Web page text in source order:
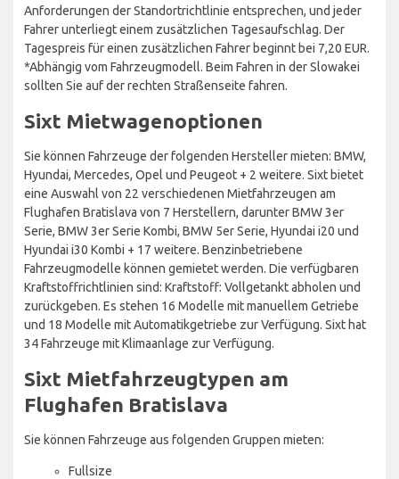
Anforderungen der Standortrichtlinie entsprechen, und jeder
Fahrer unterliegt einem zusätzlichen Tagesaufschlag. Der
Tagespreis für einen zusätzlichen Fahrer beginnt bei 7,20 EUR.
*Abhängig vom Fahrzeugmodell. Beim Fahren in der Slowakei
sollten Sie auf der rechten Straßenseite fahren.
Sixt Mietwagenoptionen
Sie können Fahrzeuge der folgenden Hersteller mieten: BMW,
Hyundai, Mercedes, Opel und Peugeot + 2 weitere. Sixt bietet
eine Auswahl von 22 verschiedenen Mietfahrzeugen am
Flughafen Bratislava von 7 Herstellern, darunter BMW 3er
Serie, BMW 3er Serie Kombi, BMW 5er Serie, Hyundai i20 und
Hyundai i30 Kombi + 17 weitere. Benzinbetriebene
Fahrzeugmodelle können gemietet werden. Die verfügbaren
Kraftstoffrichtlinien sind: Kraftstoff: Vollgetankt abholen und
zurückgeben. Es stehen 16 Modelle mit manuellem Getriebe
und 18 Modelle mit Automatikgetriebe zur Verfügung. Sixt hat
34 Fahrzeuge mit Klimaanlage zur Verfügung.
Sixt Mietfahrzeugtypen am
Flughafen Bratislava
Sie können Fahrzeuge aus folgenden Gruppen mieten:
Fullsize